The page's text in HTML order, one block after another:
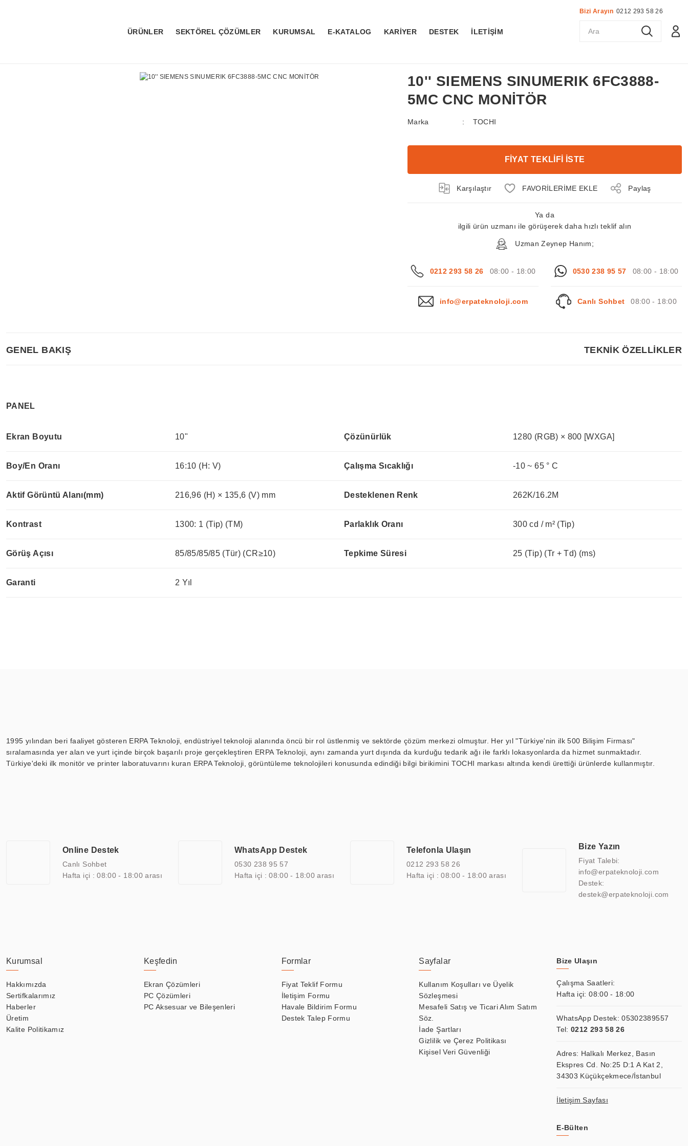
ÜRÜNLER SEKTÖREL ÇÖZÜMLER KURUMSAL E-KATALOG KARİYER DESTEK İLETİŞİM
Bizi Arayın 0212 293 58 26
10'' SIEMENS SINUMERIK 6FC3888-
5MC CNC MONİTÖR
Marka TOCHI
FİYAT TEKLİFİ İSTE
Karşılaştır Paylaş
Ya da
ilgili ürün uzmanı ile görüşerek daha hızlı teklif alın
Uzman Zeynep Hanım;
0212 293 58 26 08:00 - 18:00 0530 238 95 57 08:00 - 18:00
info@erpateknoloji.com Canlı Sohbet 08:00 - 18:00
GENEL BAKIŞ TEKNİK ÖZELLİKLER
PANEL
Ekran Boyutu 10" Çözünürlük 1280 (RGB) × 800 [WXGA]
Boy/En Oranı 16:10 (H: V) Çalışma Sıcaklığı -10 ~ 65 ° C
Aktif Görüntü Alanı(mm) 216,96 (H) × 135,6 (V) mm Desteklenen Renk 262K/16.2M
Kontrast 1300: 1 (Tip) (TM) Parlaklık Oranı 300 cd / m² (Tip)
Görüş Açısı 85/85/85/85 (Tür) (CR≥10) Tepkime Süresi 25 (Tip) (Tr + Td) (ms)
Garanti 2 Yıl
1995 yılından beri faaliyet gösteren ERPA Teknoloji, endüstriyel teknoloji alanında öncü bir rol üstlenmiş ve sektörde çözüm merkezi olmuştur. Her yıl "Türkiye'nin ilk 500 Bilişim Firması"
sıralamasında yer alan ve yurt içinde birçok başarılı proje gerçekleştiren ERPA Teknoloji, aynı zamanda yurt dışında da kurduğu tedarik ağı ile farklı lokasyonlarda da hizmet sunmaktadır.
Türkiye'deki ilk monitör ve printer laboratuvarını kuran ERPA Teknoloji, görüntüleme teknolojileri konusunda edindiği bilgi birikimini TOCHI markası altında kendi ürettiği ürünlerde kullanmıştır.
arasında yer almaktadır. ERPA Teknoloji, uluslararası standartlarda kalite belgelerine ve sertifikalara sahip olup, etik değerlere bağlı bir şekilde hareket etmektedir. Kaliteli ekipmanı, uzman kadroları,
yılların getirdiği bilgi ve tecrübe ile birleştiren ERPA Teknoloji, özel çözümleri ile iş ortaklarının öne çıkmasına ve sürekli gelişimine katkı sağlamaktadır.
Online Destek
Canlı Sohbet
Hafta içi : 08:00 - 18:00 arası
WhatsApp Destek
0530 238 95 57
Hafta içi : 08:00 - 18:00 arası
Telefonla Ulaşın
0212 293 58 26
Hafta içi : 08:00 - 18:00 arası
Bize Yazın
Fiyat Talebi:
info@erpateknoloji.com
Destek:
destek@erpateknoloji.com
Kurumsal
Hakkımızda
Sertifkalarımız
Haberler
Üretim
Kalite Politikamız
Keşfedin
Ekran Çözümleri
PC Çözümleri
PC Aksesuar ve Bileşenleri
Formlar
Fiyat Teklif Formu
İletişim Formu
Havale Bildirim Formu
Destek Talep Formu
Sayfalar
Kullanım Koşulları ve Üyelik
Sözleşmesi
Mesafeli Satış ve Ticari Alım Satım
Söz.
İade Şartları
Gizlilik ve Çerez Politikası
Kişisel Veri Güvenliği
Bize Ulaşın
Çalışma Saatleri:
Hafta içi: 08:00 - 18:00
WhatsApp Destek:05302389557
Tel: 0212 293 58 26
Adres: Halkalı Merkez, Basın
Ekspres Cd. No:25 D:1 A Kat 2,
34303 Küçükçekmece/İstanbul
İletişim Sayfası
E-Bülten